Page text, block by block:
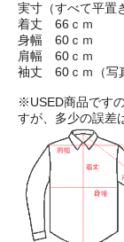
実寸（すべて平置
着丈 66ｃｍ
身幅 60ｃｍ
肩幅 60ｃｍ
袖丈 60ｃｍ（写
※USED商品です
すが、多少の誤差